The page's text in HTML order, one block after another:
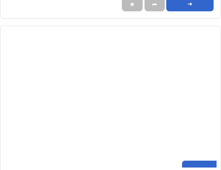
★ ➦ ➜